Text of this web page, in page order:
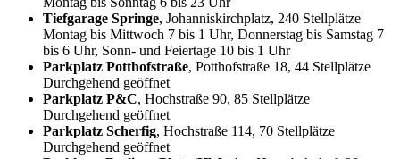
Tiefgarage Springe, Johanniskirchplatz, 240 Stellplätze
Montag bis Mittwoch 7 bis 1 Uhr, Donnerstag bis Samstag 7
bis 6 Uhr, Sonn- und Feiertage 10 bis 1 Uhr
Parkplatz Potthofstraße, Potthofstraße 18, 44 Stellplätze
Durchgehend geöffnet
Parkplatz P&C, Hochstraße 90, 85 Stellplätze
Durchgehend geöffnet
Parkplatz Scherfig, Hochstraße 114, 70 Stellplätze
Durchgehend geöffnet